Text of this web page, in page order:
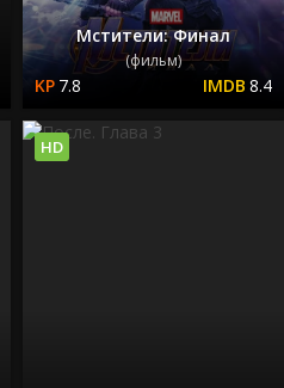
Мстители: Финал
(фильм)
7.8 8.4
HD